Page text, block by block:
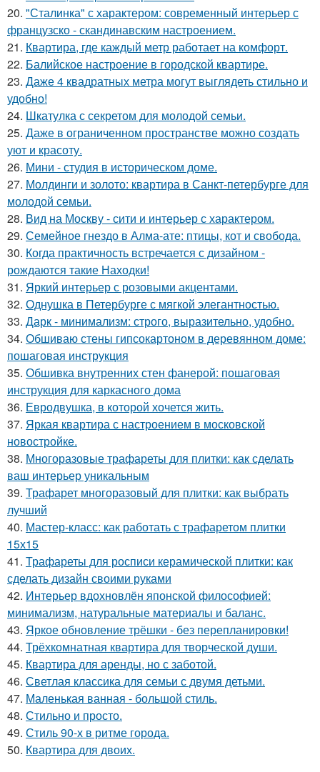
20. "Сталинка" с характером: современный интерьер с
французско - скандинавским настроением.
21. Квартира, где каждый метр работает на комфорт.
22. Балийское настроение в городской квартире.
23. Даже 4 квадратных метра могут выглядеть стильно и
удобно!
24. Шкатулка с секретом для молодой семьи.
25. Даже в ограниченном пространстве можно создать
уют и красоту.
26. Мини - студия в историческом доме.
27. Молдинги и золото: квартира в Санкт-петербурге для
молодой семьи.
28. Вид на Москву - сити и интерьер с характером.
29. Семейное гнездо в Алма-ате: птицы, кот и свобода.
30. Когда практичность встречается с дизайном -
рождаются такие Находки!
31. Яркий интерьер с розовыми акцентами.
32. Однушка в Петербурге с мягкой элегантностью.
33. Дарк - минимализм: строго, выразительно, удобно.
34. Обшиваю стены гипсокартоном в деревянном доме:
пошаговая инструкция
35. Обшивка внутренних стен фанерой: пошаговая
инструкция для каркасного дома
36. Евродвушка, в которой хочется жить.
37. Яркая квартира с настроением в московской
новостройке.
38. Многоразовые трафареты для плитки: как сделать
ваш интерьер уникальным
39. Трафарет многоразовый для плитки: как выбрать
лучший
40. Мастер-класс: как работать с трафаретом плитки
15х15
41. Трафареты для росписи керамической плитки: как
сделать дизайн своими руками
42. Интерьер вдохновлён японской философией:
минимализм, натуральные материалы и баланс.
43. Яркое обновление трёшки - без перепланировки!
44. Трёхкомнатная квартира для творческой души.
45. Квартира для аренды, но с заботой.
46. Светлая классика для семьи с двумя детьми.
47. Маленькая ванная - большой стиль.
48. Стильно и просто.
49. Стиль 90-х в ритме города.
50. Квартира для двоих.